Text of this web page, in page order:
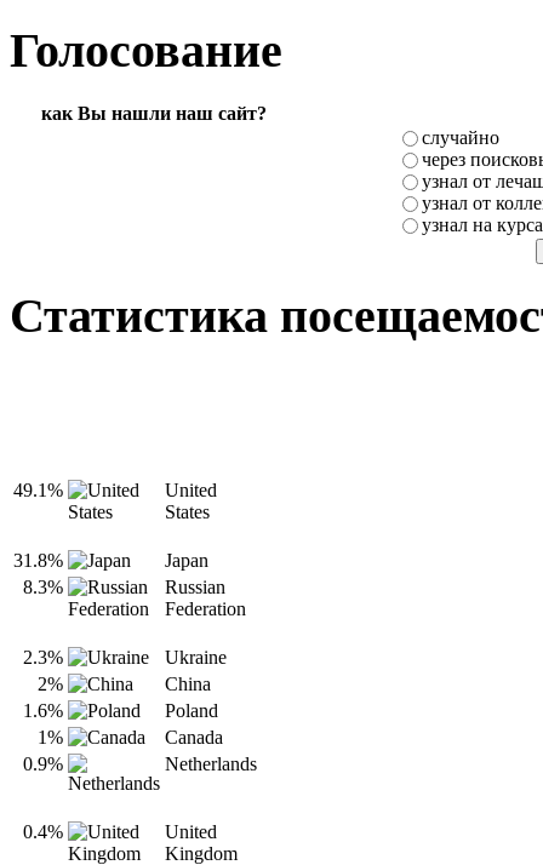
Голосование
как Вы нашли наш сайт?
случайно
через
узнал от
узнал от
узнал на
Статистика
49.1%
United
States
31.8%
Japan
8.3%
Russian
Federation
2.3%
Ukraine
2%
China
1.6%
Poland
1%
Canada
0.9%
Netherlands
0.4%
United
Kingdom